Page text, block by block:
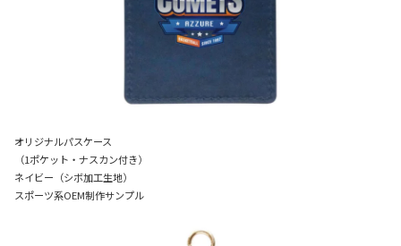
オリジナルパスケース
（1ポケット・ナスカン付き）
ネイビー（シボ加工生地）
スポーツ系OEM制作サンプル